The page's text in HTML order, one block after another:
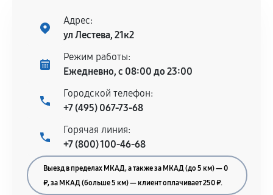
Адрес:
ул Лестева, 21к2
Режим работы:
Ежедневно, с 08:00 до 23:00
Городской телефон:
+7 (495) 067-73-68
Горячая линия:
+7 (800) 100-46-68
Выезд в пределах МКАД, а также за МКАД (до 5 км) — 0
₽, за МКАД (больше 5 км) — клиент оплачивает 250 ₽.